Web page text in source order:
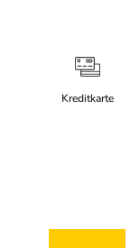
Kreditkarte